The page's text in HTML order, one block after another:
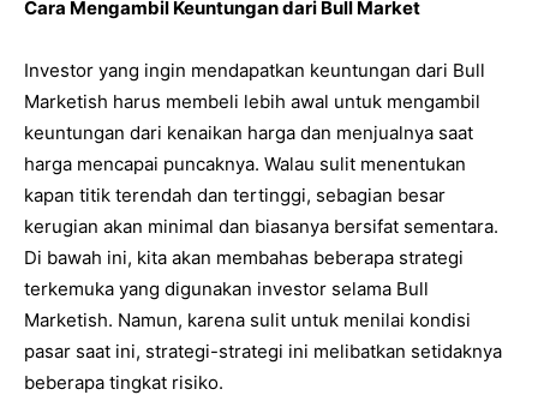
Cara Mengambil Keuntungan dari Bull Market
Investor yang ingin mendapatkan keuntungan dari Bull
Marketish harus membeli lebih awal untuk mengambil
keuntungan dari kenaikan harga dan menjualnya saat
harga mencapai puncaknya. Walau sulit menentukan
kapan titik terendah dan tertinggi, sebagian besar
kerugian akan minimal dan biasanya bersifat sementara.
Di bawah ini, kita akan membahas beberapa strategi
terkemuka yang digunakan investor selama Bull
Marketish. Namun, karena sulit untuk menilai kondisi
pasar saat ini, strategi-strategi ini melibatkan setidaknya
beberapa tingkat risiko.